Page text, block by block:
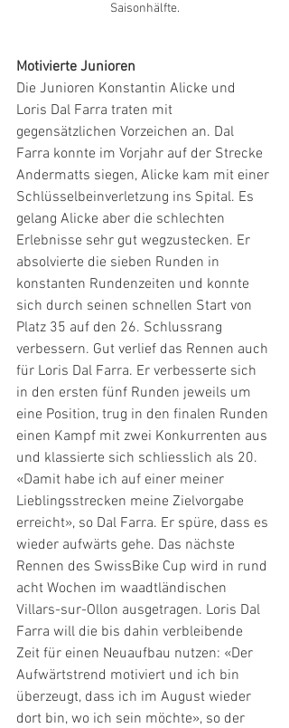
Saisonhälfte.
Motivierte Junioren
Die Junioren Konstantin Alicke und
Loris Dal Farra traten mit
gegensätzlichen Vorzeichen an. Dal
Farra konnte im Vorjahr auf der Strecke
Andermatts siegen, Alicke kam mit einer
Schlüsselbeinverletzung ins Spital. Es
gelang Alicke aber die schlechten
Erlebnisse sehr gut wegzustecken. Er
absolvierte die sieben Runden in
konstanten Rundenzeiten und konnte
sich durch seinen schnellen Start von
Platz 35 auf den 26. Schlussrang
verbessern. Gut verlief das Rennen auch
für Loris Dal Farra. Er verbesserte sich
in den ersten fünf Runden jeweils um
eine Position, trug in den finalen Runden
einen Kampf mit zwei Konkurrenten aus
und klassierte sich schliesslich als 20.
«Damit habe ich auf einer meiner
Lieblingsstrecken meine Zielvorgabe
erreicht», so Dal Farra. Er spüre, dass es
wieder aufwärts gehe. Das nächste
Rennen des SwissBike Cup wird in rund
acht Wochen im waadtländischen
Villars-sur-Ollon ausgetragen. Loris Dal
Farra will die bis dahin verbleibende
Zeit für einen Neuaufbau nutzen: «Der
Aufwärtstrend motiviert und ich bin
überzeugt, dass ich im August wieder
dort bin, wo ich sein möchte», so der